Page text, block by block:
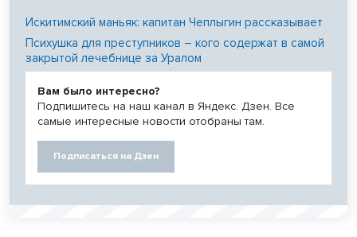
Искитимский маньяк: капитан Чеплыгин рассказывает
Психушка для преступников – кого содержат в самой
закрытой лечебнице за Уралом
Вам было интересно?
Подпишитесь на наш канал в Яндекс. Дзен. Все
самые интересные новости отобраны там.
Подписаться на Дзен